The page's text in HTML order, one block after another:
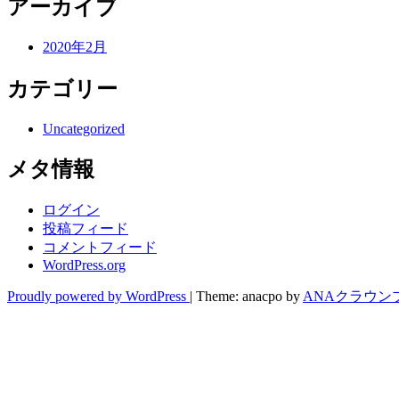
アーカイブ
2020年2月
カテゴリー
Uncategorized
メタ情報
ログイン
投稿フィード
コメントフィード
WordPress.org
Proudly powered by WordPress | Theme: anacpo by ANAクラウン